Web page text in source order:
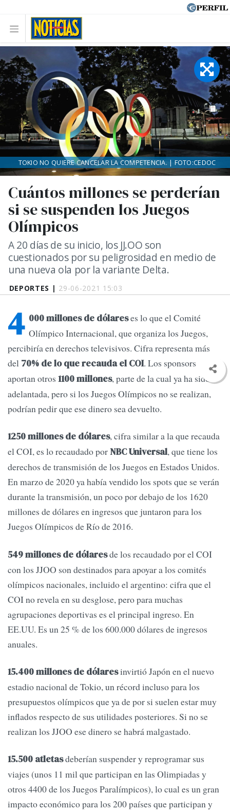
DEPORTES | 29-06-2021 15:03
Cuántos millones se perderían
si se suspenden los Juegos
Olímpicos
A 20 días de su inicio, los JJ.OO son
cuestionados por su peligrosidad en medio de
una nueva ola por la variante Delta.
TOKIO NO QUIERE CANCELAR LA COMPETENCIA. | FOTO:CEDOC
4 000 millones de dólareses lo que el Comité
Olímpico Internacional, que organiza los Juegos,
percibiría en derechos televisivos. Cifra representa más
del 70% de lo que recauda el COI. Los sponsors
aportan otros 1100 millones, parte de la cual ya ha sido
adelantada, pero si los Juegos Olímpicos no se realizan,
podrían pedir que ese dinero sea devuelto.
1250 millones de dólares, cifra similar a la que recauda
el COI, es lo recaudado porNBC Universal, que tiene los
derechos de transmisión de los Juegos en Estados Unidos.
En marzo de 2020 ya había vendido los spots que se verán
durante la transmisión, un poco por debajo de los 1620
millones de dólares en ingresos que juntaron para los
Juegos Olímpicos de Río de 2016.
549 millones de dólaresde los recaudado por el COI
con los JJOO son destinados para apoyar a los comités
olímpicos nacionales, incluido el argentino: cifra que el
COI no revela en su desglose, pero para muchas
agrupaciones deportivas es el principal ingreso. En
EE.UU. Es un 25 % de los 600.000 dólares de ingresos
anuales.
15.400 millones de dólaresinvirtió Japón en el nuevo
estadio nacional de Tokio, un récord incluso para los
presupuestos olímpicos que ya de por si suelen estar muy
inflados respecto de sus utilidades posteriores. Si no se
realizan los JJOO ese dinero se habrá malgastado.
15.500 atletasdeberían suspender y reprogramar sus
viajes (unos 11 mil que participan en las Olimpiadas y
otros 4400 de los Juegos Paralímpicos), lo cual es un gran
impacto económico para los 200 países que participan y